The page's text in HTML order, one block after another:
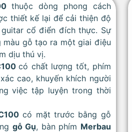
thuộc dòng phong cách
thiết kế lại để cải thiện độ
cổ điển đích thực. Sự
gỗ tạo ra một giai điệu
dịu thú vị.
có chất lượng tốt, phím
cao, khuyến khích người
việc tập luyện trong thời
có mặt trước bằng gỗ
gỗ Gụ, bàn phím Merbau